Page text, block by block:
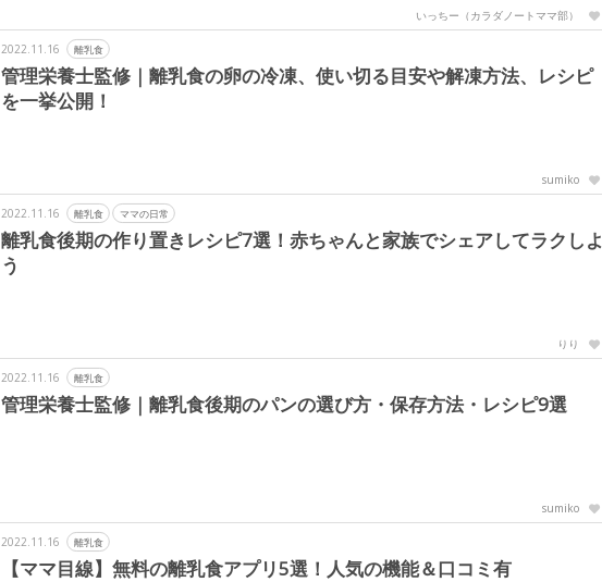
いっちー（カラダノートママ部）
2022.11.16 離乳食
管理栄養士監修｜離乳食の卵の冷凍、使い切る目安や解凍方法、レシピ
を一挙公開！
sumiko
2022.11.16 離乳食 ママの日常
離乳食後期の作り置きレシピ7選！赤ちゃんと家族でシェアしてラクしよ
う
りり
2022.11.16 離乳食
管理栄養士監修｜離乳食後期のパンの選び方・保存方法・レシピ9選
sumiko
2022.11.16 離乳食
【ママ目線】無料の離乳食アプリ5選！人気の機能＆口コミ有